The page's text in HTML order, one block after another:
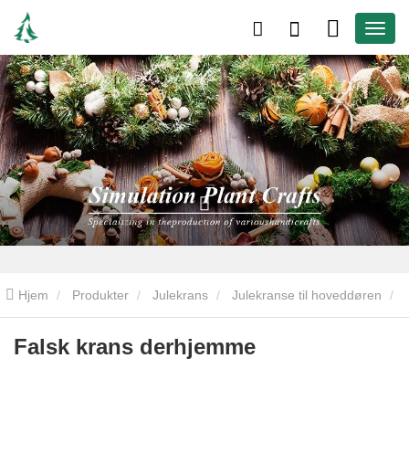
Hjem Produkter Julekrans Julekranse til hoveddøren
Falsk krans derhjemme
Falsk krans derhjemme